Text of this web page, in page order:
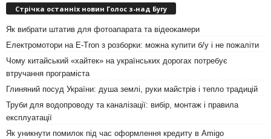
Стрічка останніх новин Голос з-над Бугу
Як вибрати штатив для фотоапарата та відеокамери
Електромотори на E-Tron з розборки: можна купити б/у і не пожаліти
Чому китайський «хайтек» на українських дорогах потребує
втручання програміста
Глиняний посуд України: душа землі, руки майстрів і тепло традицій
Труби для водопроводу та каналізації: вибір, монтаж і правила
експлуатації
Як уникнути помилок під час оформлення кредиту в Amigo